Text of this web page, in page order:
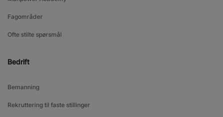
Fagområder
Ofte stilte spørsmål
Bedrift
Bemanning
Rekruttering til faste stillinger